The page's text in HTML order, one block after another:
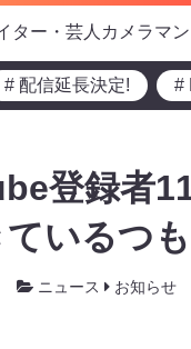
ター・芸人カメラマン
# 配信延長決定! #
登録者
ているつ
ニュース お知らせ